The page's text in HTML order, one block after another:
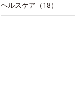
ヘルスケア（18）